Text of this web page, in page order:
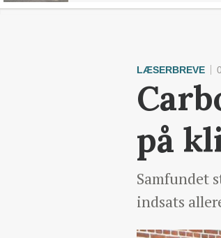
LÆSERBREVE
på
Samfundet
indsats